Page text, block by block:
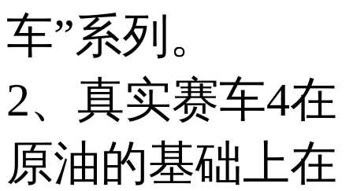
车”系列。
2、真实赛车4在
原油的基础上在